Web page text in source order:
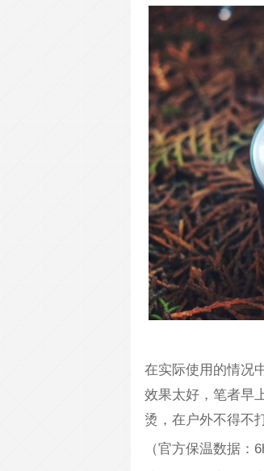
在实际使用的情况
效果太好，笔者早
烫，在户外不得不
（官方保温数据